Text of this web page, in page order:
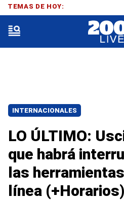
INTERNACIONALES
LO ÚLTIMO:
que habrá
las
línea (+Horarios)
TEMAS DE HOY: